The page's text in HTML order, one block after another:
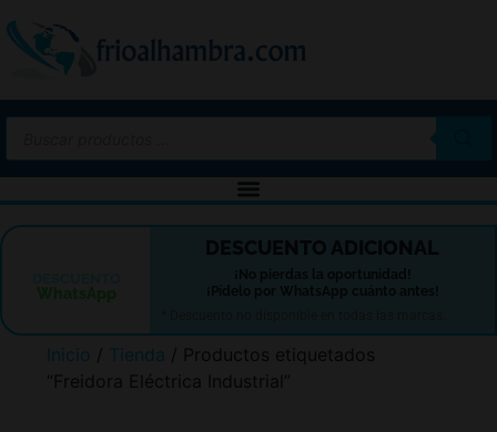
DESCUENTO ADICIONAL
¡No pierdas la oportunidad!
¡Pídelo por WhatsApp cuánto antes!
Inicio / Tienda / Productos etiquetados
“Freidora Eléctrica Industrial”